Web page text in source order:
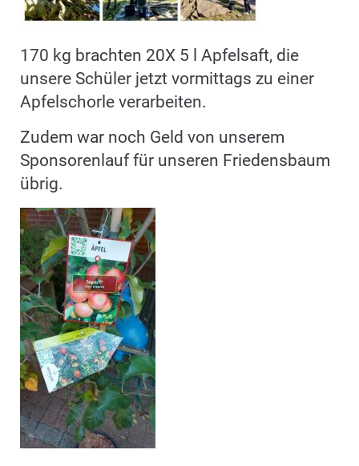
170 kg brachten 20X 5 l Apfelsaft, die
unsere Schüler jetzt vormittags zu einer
Apfelschorle verarbeiten.
Zudem war noch Geld von unserem
Sponsorenlauf für unseren Friedensbaum
übrig.